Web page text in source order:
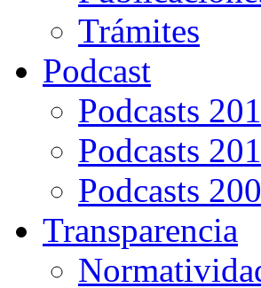
Trámites
Podcast
Podcasts
Podcasts
Podcasts
Transparencia